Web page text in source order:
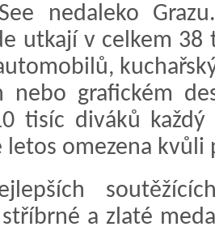
nedaleko
utkají v celkem
nebo grafickém
tisíc diváků
letos omezena
a zlaté